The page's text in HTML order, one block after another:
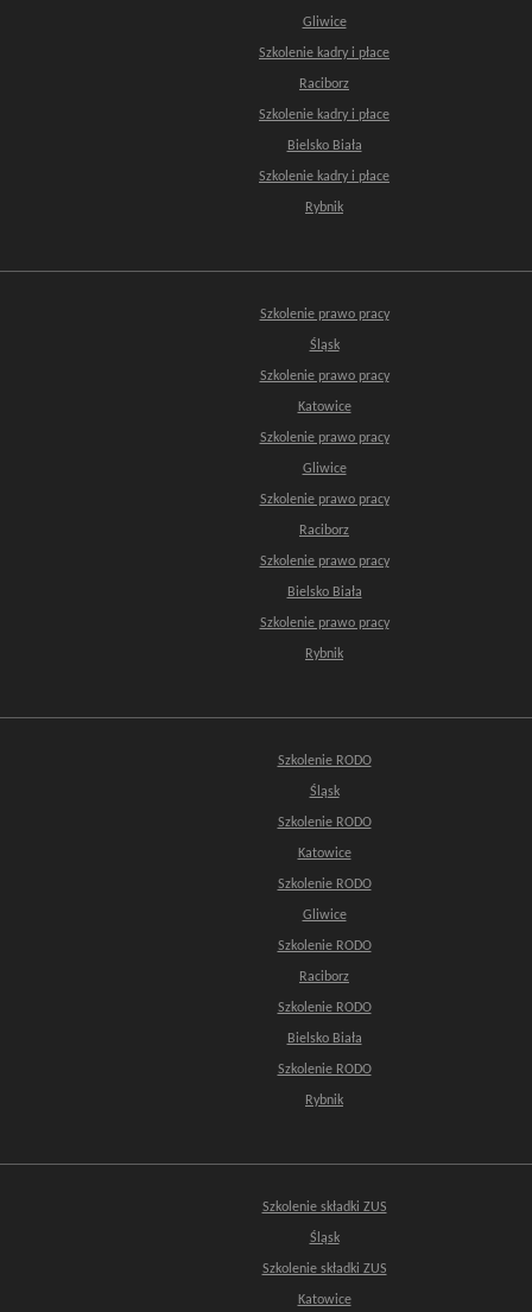
Gliwice
Szkolenie kadry i płace
Raciborz
Szkolenie kadry i płace
Bielsko Biała
Szkolenie kadry i płace
Rybnik
Szkolenie prawo pracy
Śląsk
Szkolenie prawo pracy
Katowice
Szkolenie prawo pracy
Gliwice
Szkolenie prawo pracy
Raciborz
Szkolenie prawo pracy
Bielsko Biała
Szkolenie prawo pracy
Rybnik
Szkolenie RODO
Śląsk
Szkolenie RODO
Katowice
Szkolenie RODO
Gliwice
Szkolenie RODO
Raciborz
Szkolenie RODO
Bielsko Biała
Szkolenie RODO
Rybnik
Szkolenie składki ZUS
Śląsk
Szkolenie składki ZUS
Katowice